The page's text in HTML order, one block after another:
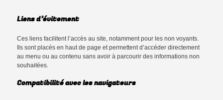
Liens d’évitement
Ces liens facilitent l’accès au site, notamment pour les non voyants.
Ils sont placés en haut de page et permettent d’accéder directement
au menu ou au contenu sans avoir à parcourir des informations non
souhaitées.
Compatibilité avec les navigateurs